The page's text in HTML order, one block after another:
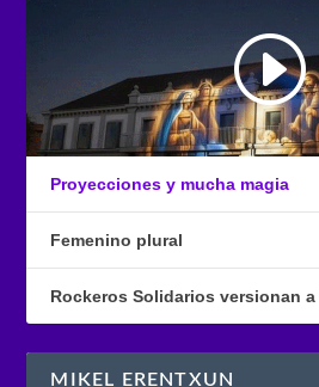
Proyecciones y mucha magia
Femenino plural
Rockeros Solidarios versionan
MIKEL ERENTXUN